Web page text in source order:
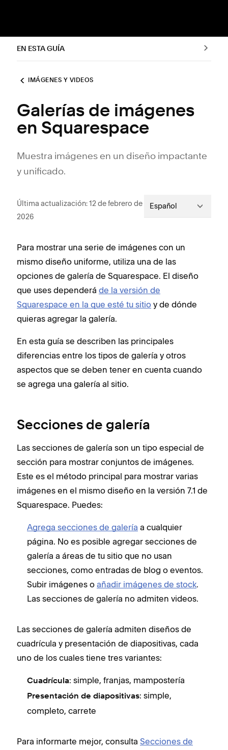
EN ESTA GUÍA
IMÁGENES Y VIDEOS
Galerías de imágenes
en Squarespace
Muestra imágenes en un diseño impactante
y unificado.
Última actualización: 12 de febrero de
2026
Español
Para mostrar una serie de imágenes con un
mismo diseño uniforme, utiliza una de las
opciones de galería de Squarespace. El diseño
que uses dependerá de la versión de
Squarespace en la que esté tu sitio y de dónde
quieras agregar la galería.
En esta guía se describen las principales
diferencias entre los tipos de galería y otros
aspectos que se deben tener en cuenta cuando
se agrega una galería al sitio.
Secciones de galería
Las secciones de galería son un tipo especial de
sección para mostrar conjuntos de imágenes.
Este es el método principal para mostrar varias
imágenes en el mismo diseño en la versión 7.1 de
Squarespace. Puedes:
Agrega secciones de galería a cualquier
página. No es posible agregar secciones de
galería a áreas de tu sitio que no usan
secciones, como entradas de blog o eventos.
Subir imágenes o añadir imágenes de stock.
Las secciones de galería no admiten videos.
Las secciones de galería admiten diseños de
cuadrícula y presentación de diapositivas, cada
uno de los cuales tiene tres variantes:
Cuadrícula: simple, franjas, mampostería
Presentación de diapositivas: simple,
completo, carrete
Para informarte mejor, consulta Secciones de